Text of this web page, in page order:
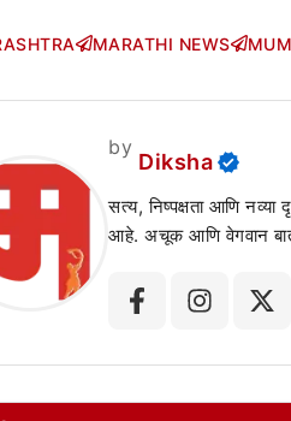
MARATHI NEWS
by
Diksha
सत्य, निष्पक्षता आणि
आहे. अचूक आणि वेगवान